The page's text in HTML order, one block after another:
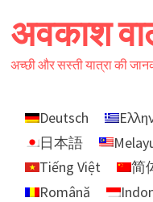
to
content
अवकाश
अच्छी और सस्ती यात्रा की
Deutsch
日本語
Tiếng Việt
简
Română